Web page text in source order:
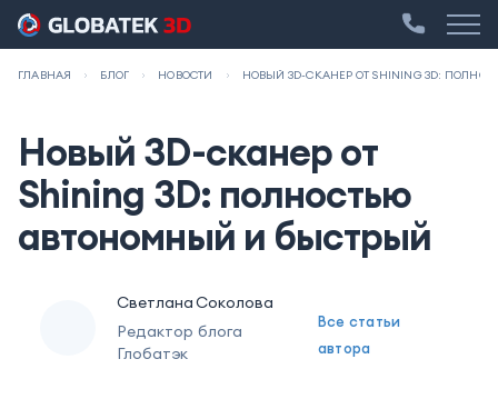
ГЛАВНАЯ БЛОГ НОВОСТИ НОВЫЙ 3D-СКАНЕР ОТ SHINING 3D:
Новый 3D-сканер от
Shining 3D: полностью
автономный и быстрый
Светлана Соколова
Редактор блога
Глобатэк
Все статьи
автора